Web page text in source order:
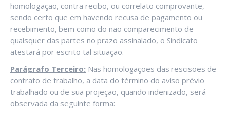
homologação, contra recibo, ou correlato comprovante,
sendo certo que em havendo recusa de pagamento ou
recebimento, bem como do não comparecimento de
quaisquer das partes no prazo assinalado, o Sindicato
atestará por escrito tal situação.
Parágrafo Terceiro: Nas homologações das rescisões de
contrato de trabalho, a data do término do aviso prévio
trabalhado ou de sua projeção, quando indenizado, será
observada da seguinte forma: